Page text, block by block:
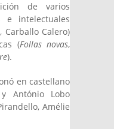
de varios
e intelectuales
Carballo Calero)
(Follas novas,
).
en castellano
António Lobo
Amélie